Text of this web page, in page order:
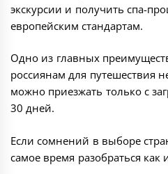
экскурсии и получить спа-
европейским стандартам.
Одно из главных
россиянам для путешествия
можно приезжать только с
30 дней.
Если сомнений в выборе
самое время разобраться как